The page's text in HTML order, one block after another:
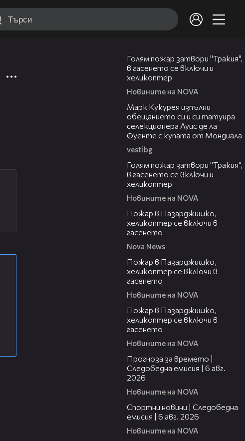
Голям пожар затвори "Тракия",
в гасенето се включи и
хеликоптер
Новините на NOVA
Марк Кукурея изпълни
обещанието си и си татуира
селекционера Луис де ла
Фуенте с купата от Мондиала
vestibg
Голям пожар затвори "Тракия",
в гасенето се включи и
хеликоптер
Новините на NOVA
Пожар в Пазарджишко,
хеликоптер се включи в
гасенето
Nova News
Пожар в Пазарджишко,
хеликоптер се включи в
гасенето
Новините на NOVA
Пожар в Пазарджишко,
хеликоптер се включи в
гасенето
Новините на NOVA
Прогноза за времето |
Следобедна емисия | 6 авг.
2026
Новините на NOVA
Спортни новини | Следобедна
емисия | 6 авг. 2026
Новините на NOVA